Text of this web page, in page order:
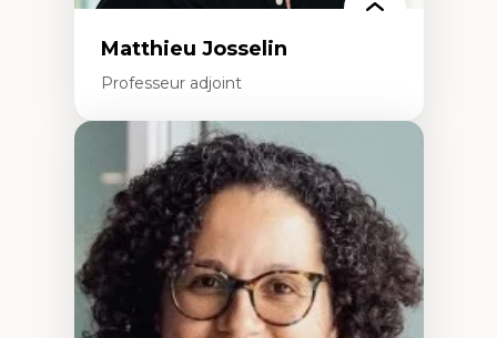
Matthieu Josselin
Professeur adjoint
Expertises
Ethnographie critique des environnements
d’apprentissage des étudiant.e.s
Approche transdisciplinaire des
compétences socioaffectives et
interculturelles
Didactique des langues secondes et
compétence pragmatique
Andragogie
Méthodologies de recherche qualitative